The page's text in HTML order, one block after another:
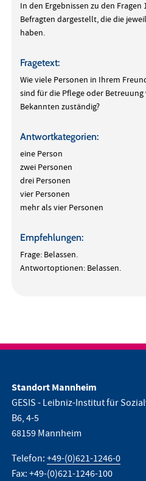
In den Ergebnissen zu den
Befragten dargestellt, die die
haben.
Fragetext:
Wie viele Personen in Ihrem
sind für die Pflege oder
Bekannten zuständig?
Antwortkategorien:
eine Person
zwei Personen
drei Personen
vier Personen
mehr als vier Personen
Empfehlungen:
Frage: Belassen.
Antwortoptionen: Belassen.
Standort Mannheim
GESIS - Leibniz-Institut für
B6, 4-5
68159 Mannheim
Telefon:+49-(0)621-1246-0
Fax: +49-(0)621-1246-100